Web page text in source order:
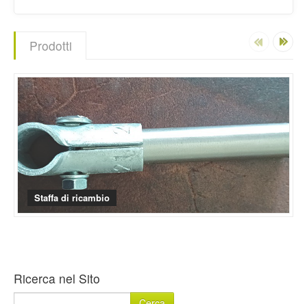
Prodotti
Staffa di ricambio
Ricerca nel Sito